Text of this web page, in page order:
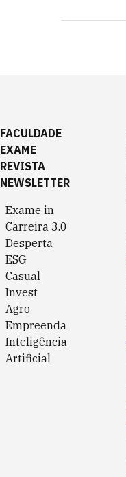
FACULDADE
EXAME
REVISTA
NEWSLETTER
Exame in
Carreira 3.0
Desperta
ESG
Casual
Invest
Agro
Empreenda
Inteligência
Artificial